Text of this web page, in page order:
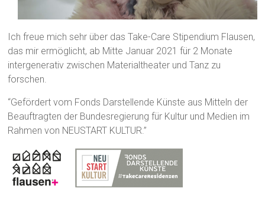
Ich freue mich sehr über das Take-Care Stipendium Flausen,
das mir ermöglicht, ab Mitte Januar 2021 für 2 Monate
intergenerativ zwischen Materialtheater und Tanz zu
forschen.
“Gefördert vom Fonds Darstellende Künste aus Mitteln der
Beauftragten der Bundesregierung für Kultur und Medien im
Rahmen von NEUSTART KULTUR.”